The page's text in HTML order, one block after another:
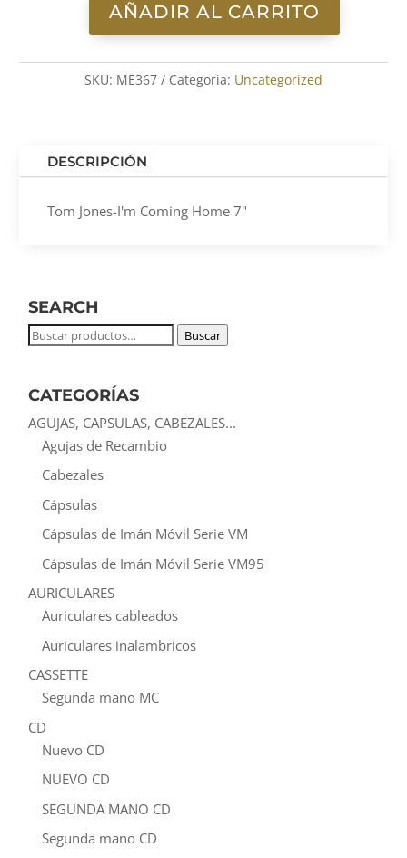
Jones-
I'm
Coming
AÑADIR AL CARRITO
SKU: ME367 Categoría: Uncategorized
DESCRIPCIÓN
Tom Jones-I'm Coming Home 7"
SEARCH
Buscar
Buscar
CATEGORÍAS
AGUJAS, CAPSULAS, CABEZALES...
Agujas de Recambio
Cabezales
Cápsulas
Cápsulas de Imán Móvil Serie VM
Cápsulas de Imán Móvil Serie VM95
AURICULARES
Auriculares cableados
Auriculares inalambricos
CASSETTE
Segunda mano MC
CD
Nuevo CD
NUEVO CD
SEGUNDA MANO CD
Segunda mano CD